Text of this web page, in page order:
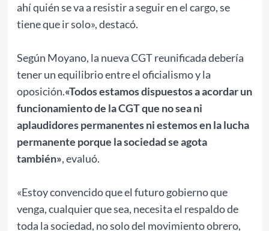
ahí quién se va a resistir a seguir en el cargo, se
tiene que ir solo», destacó.
Según Moyano, la nueva CGT reunificada debería
tener un equilibrio entre el oficialismo y la
oposición.«Todos estamos dispuestos a acordar un
funcionamiento de la CGT que no sea ni
aplaudidores permanentes ni estemos en la lucha
permanente porque la sociedad se agota
también», evaluó.
«Estoy convencido que el futuro gobierno que
venga, cualquier que sea, necesita el respaldo de
toda la sociedad, no solo del movimiento obrero,